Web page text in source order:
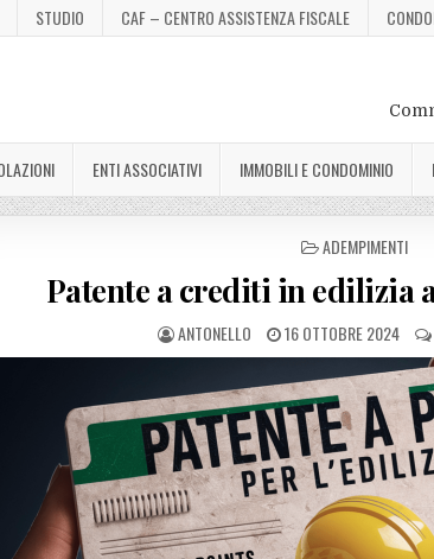
STUDIO CAF – CENTRO ASSISTENZA FISCALE
ENTI ASSOCIATIVI IMMOBILI E CONDOMINIO
POSTED
ADEMPIMENTI
Patente a crediti in edilizia
ANTONELLO 16 OTTOBRE 2024